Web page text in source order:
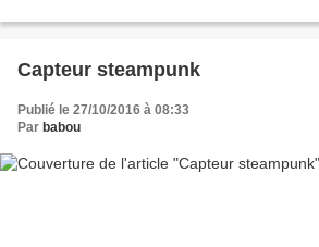
Capteur steampunk
Publié le 27/10/2016 à 08:33
Par babou